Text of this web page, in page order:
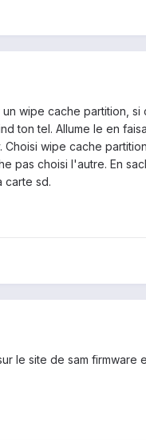
wipe cache partition,
ton tel. Allume le en
wipe cache
pas choisi l'autre. En
carte sd.
le site de sam firmware